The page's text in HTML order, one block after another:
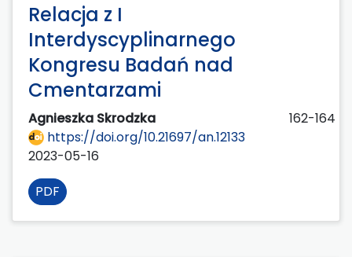
Relacja z I
Interdyscyplinarnego
Kongresu Badań nad
Cmentarzami
Agnieszka Skrodzka
162-164
https://doi.org/10.21697/an.12133
2023-05-16
PDF